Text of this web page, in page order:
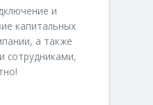
и
капитальных
а также
сотрудниками,